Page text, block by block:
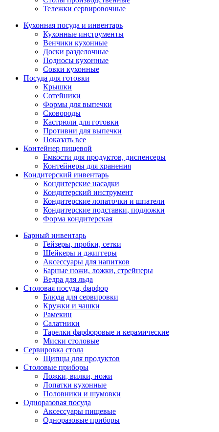
Тележки сервировочные
Кухонная посуда и инвентарь
Кухонные инструменты
Венчики кухонные
Доски разделочные
Подносы кухонные
Совки кухонные
Посуда для готовки
Крышки
Сотейники
Формы для выпечки
Сковороды
Кастрюли для готовки
Противни для выпечки
Показать все
Контейнер пищевой
Емкости для продуктов, диспенсеры
Контейнеры для хранения
Кондитерский инвентарь
Кондитерские насадки
Кондитерский инструмент
Кондитерские лопаточки и шпатели
Кондитерские подставки, подложки
Форма кондитерская
Барный инвентарь
Гейзеры, пробки, сетки
Шейкеры и джиггеры
Аксессуары для напитков
Барные ножи, ложки, стрейнеры
Ведра для льда
Столовая посуда, фарфор
Блюда для сервировки
Кружки и чашки
Рамекин
Салатники
Тарелки фарфоровые и керамические
Миски столовые
Сервировка стола
Щипцы для продуктов
Столовые приборы
Ложки, вилки, ножи
Лопатки кухонные
Половники и шумовки
Одноразовая посуда
Аксессуары пищевые
Одноразовые приборы